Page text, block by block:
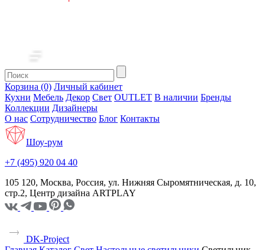
Корзина (0) Личный кабинет
Кухни Мебель Декор Свет OUTLET В наличии Бренды
Коллекции Дизайнеры
О нас Сотрудничество Блог Контакты
Шоу-рум
+7 (495) 920 04 40
105 120, Москва, Россия, ул. Нижняя Сыромятническая, д. 10,
стр.2, Центр дизайна ARTPLAY
DK-Project